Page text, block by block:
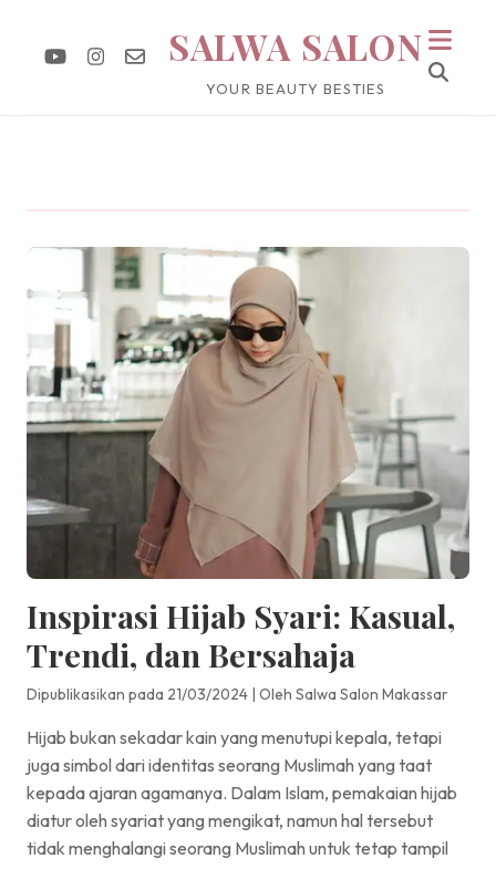
SALWA SALON
YOUR BEAUTY BESTIES
Inspirasi Hijab Syari: Kasual,
Trendi, dan Bersahaja
Dipublikasikan pada 21/03/2024 | Oleh Salwa Salon Makassar
Hijab bukan sekadar kain yang menutupi kepala, tetapi
juga simbol dari identitas seorang Muslimah yang taat
kepada ajaran agamanya. Dalam Islam, pemakaian hijab
diatur oleh syariat yang mengikat, namun hal tersebut
tidak menghalangi seorang Muslimah untuk tetap tampil